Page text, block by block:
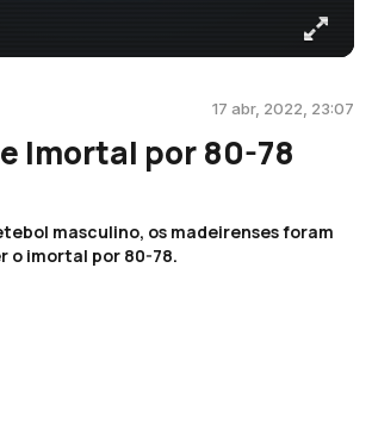
17 abr, 2022, 23:07
Imortal por 80-78
masculino, os madeirenses foram
o imortal por 80-78.